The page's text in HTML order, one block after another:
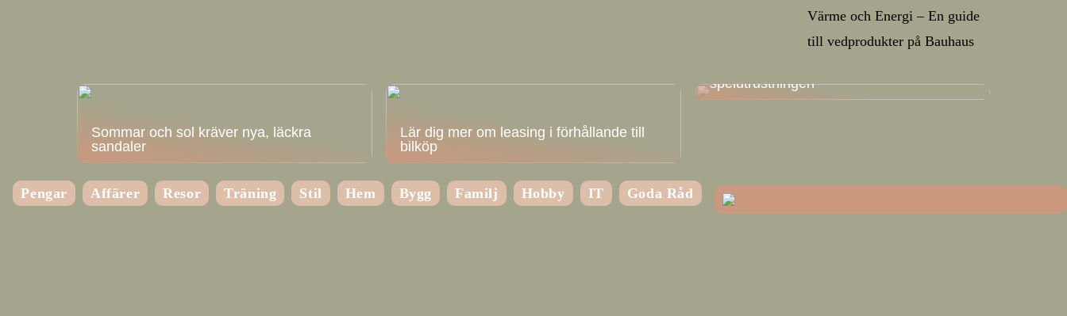
Värme och Energi – En guide
till vedprodukter på Bauhaus
Sommar och sol kräver nya, läckra
sandaler
Lär dig mer om leasing i förhållande till
bilköp
spelutrustningen
Pengar Affärer Resor Träning Stil Hem Bygg Familj Hobby IT Goda Råd